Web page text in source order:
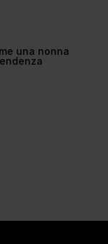
una nonna